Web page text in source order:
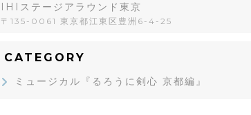
IHIステージアラウンド東京
〒135-0061 東京都江東区豊洲6-4-25
CATEGORY
ミュージカル『るろうに剣心 京都編』